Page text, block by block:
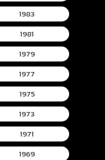
1983
1981
1979
1977
1975
1973
1971
1969